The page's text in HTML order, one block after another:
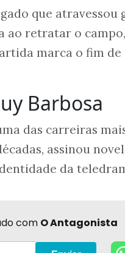
que atravessou
ao retratar o
marca o fim
Barbosa
das carreiras
assinou
da
com O Antagonista